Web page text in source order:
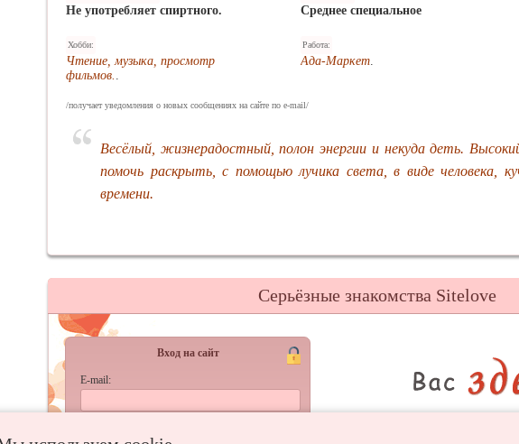
Не употребляет спиртного. Среднее специальное
Хобби:
Чтение, музыка, просмотр
фильмов. .
Работа:
Ада-Маркет.
/получает уведомления о новых сообщениях на сайте по e-mail/
Весёлый, жизнерадостный, полон энергии и некуда деть.
помочь раскрыть, с помощью лучика света, в виде человека,
времени.
Серьёзные знакомства Sitelove
Вход на сайт
E-mail: